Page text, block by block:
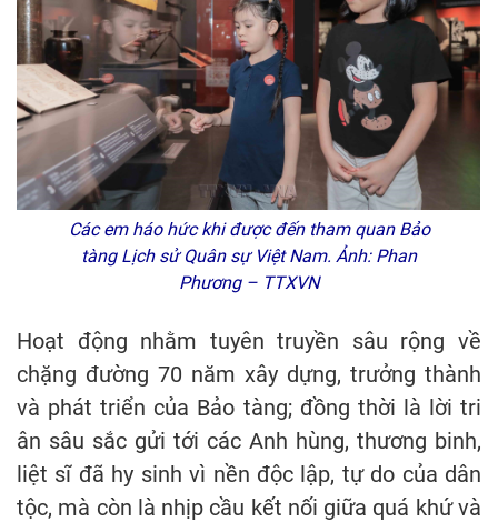
Các em háo hức khi được đến tham quan Bảo
tàng Lịch sử Quân sự Việt Nam. Ảnh: Phan
Phương – TTXVN
Hoạt động nhằm tuyên truyền sâu rộng về
chặng đường 70 năm xây dựng, trưởng thành
và phát triển của Bảo tàng; đồng thời là lời tri
ân sâu sắc gửi tới các Anh hùng, thương binh,
liệt sĩ đã hy sinh vì nền độc lập, tự do của dân
tộc, mà còn là nhịp cầu kết nối giữa quá khứ và